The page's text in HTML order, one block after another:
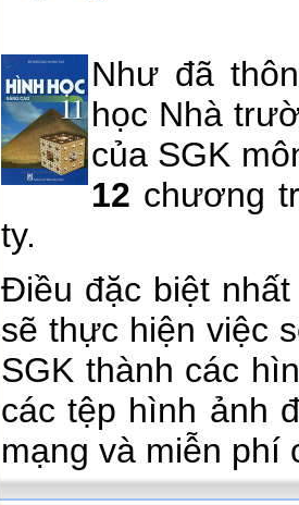
Như đã
học Nhà
của SGK
12 chương
ty.
Điều đặc biệt
sẽ thực hiện việc
SGK thành các
các tệp hình ảnh
mạng và miễn phí